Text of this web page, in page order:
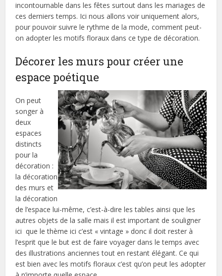
incontournable dans les fêtes surtout dans les mariages de
ces derniers temps. Ici nous allons voir uniquement alors,
pour pouvoir suivre le rythme de la mode, comment peut-
on adopter les motifs floraux dans ce type de décoration.
Décorer les murs pour créer une
espace poétique
On peut
songer à
deux
espaces
distincts
pour la
décoration :
la décoration
des murs et
la décoration
de l’espace lui-même, c’est-à-dire les tables ainsi que les
autres objets de la salle mais il est important de souligner
ici que le thème ici c’est « vintage » donc il doit rester à
l’esprit que le but est de faire voyager dans le temps avec
des illustrations anciennes tout en restant élégant. Ce qui
est bien avec les motifs floraux c’est qu’on peut les adopter